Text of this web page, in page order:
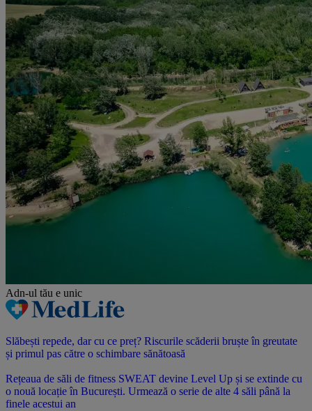
Adn-ul tău e unic
Slăbești repede, dar cu ce preț? Riscurile scăderii bruște în greutate
și primul pas către o schimbare sănătoasă
Rețeaua de săli de fitness SWEAT devine Level Up și se extinde cu
o nouă locație în București. Urmează o serie de alte 4 săli până la
finele acestui an